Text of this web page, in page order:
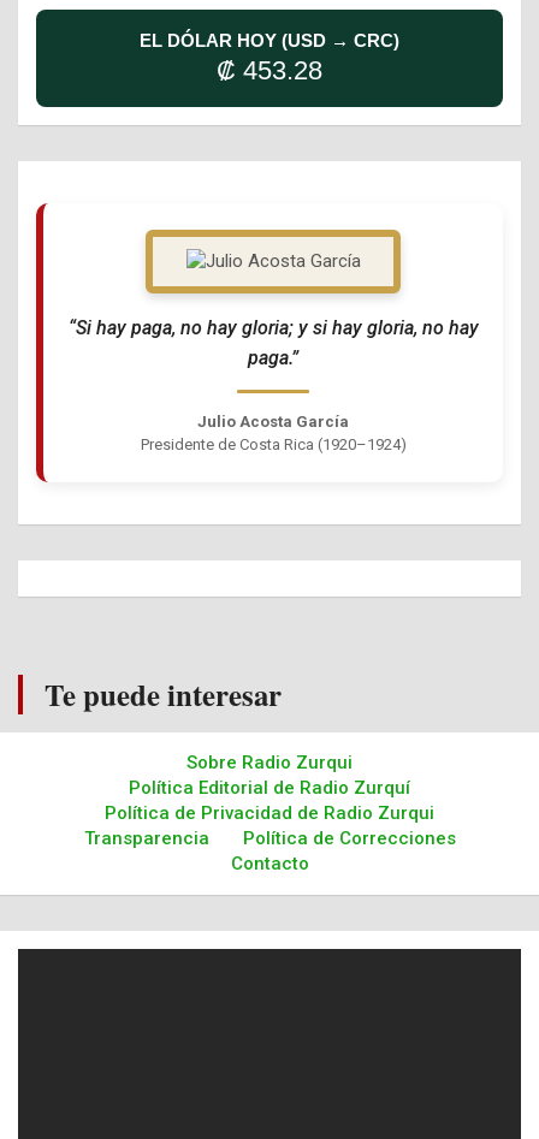
EL DÓLAR HOY (USD → CRC)
₡ 453.28
“Si hay paga, no hay gloria; y si hay gloria, no hay
paga.”
Julio Acosta García
Presidente de Costa Rica (1920–1924)
Te puede interesar
Sobre Radio Zurqui
Política Editorial de Radio Zurquí
Política de Privacidad de Radio Zurqui
Transparencia
Política de Correcciones
Contacto